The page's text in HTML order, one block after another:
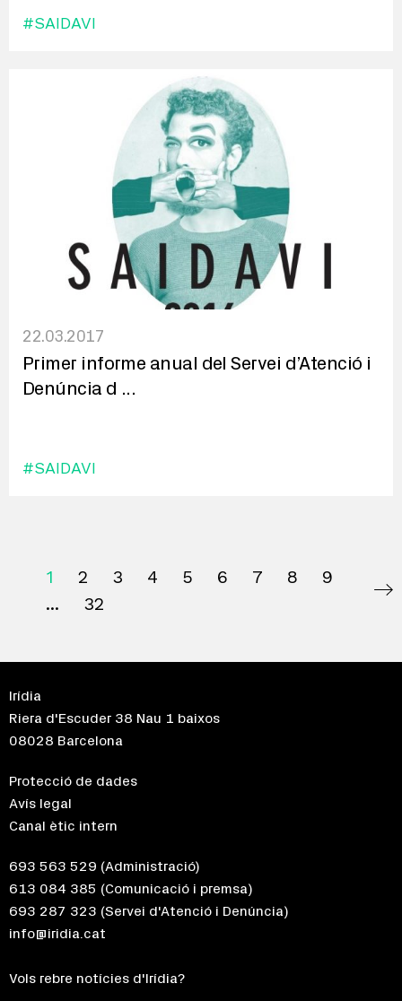
#SAIDAVI
22.03.2017
Primer informe anual del Servei d’Atenció i
Denúncia d ...
#SAIDAVI
1 2 3 4 5 6 7 8
9
32
Irídia
Riera d'Escuder 38 Nau 1 baixos
08028 Barcelona
Protecció de dades
Avís legal
Canal ètic intern
693 563 529 (Administració)
613 084 385 (Comunicació i premsa)
693 287 323 (Servei d'Atenció i Denúncia)
info@iridia.cat
Vols rebre notícies d'Irídia?